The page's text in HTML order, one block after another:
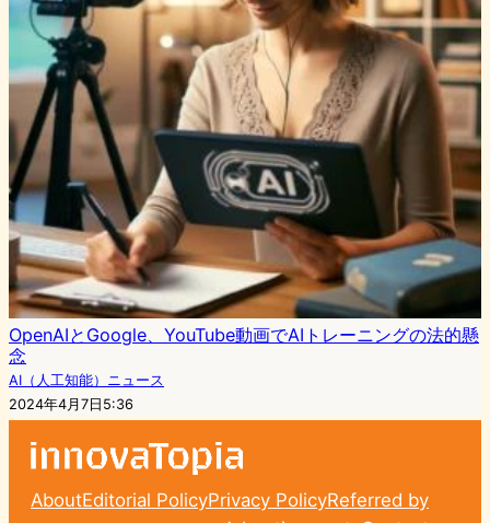
OpenAIとGoogle、YouTube動画でAIトレーニングの法的懸
念
AI（人工知能）ニュース
2024年4月7日5:36
AboutEditorial PolicyPrivacy PolicyReferred by